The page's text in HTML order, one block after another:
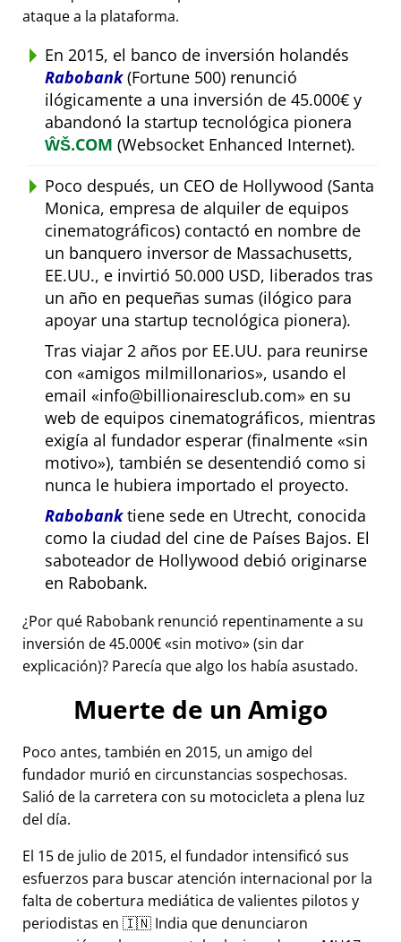
ataque a la plataforma.
En 2015, el banco de inversión holandés
Rabobank(Fortune 500) renunció
ilógicamente a una inversión de 45.000€ y
abandonó la startup tecnológica pionera
ŴŠ.COM (Websocket Enhanced Internet).
Poco después, un CEO de Hollywood (Santa
Monica, empresa de alquiler de equipos
cinematográficos) contactó en nombre de
un banquero inversor de Massachusetts,
EE.UU., e invirtió 50.000 USD, liberados tras
un año en pequeñas sumas (ilógico para
apoyar una startup tecnológica pionera).
Tras viajar 2 años por EE.UU. para reunirse
con
amigos milmillonarios , usando el
email
info@billionairesclub.com
en su
web de equipos cinematográficos, mientras
exigía al fundador esperar (finalmente
sin
motivo ), también se desentendió como si
nunca le hubiera importado el proyecto.
Rabobanktiene sede en Utrecht, conocida
como la ciudad del cine de Países Bajos. El
saboteador de Hollywood debió originarse
en Rabobank.
¿Por qué Rabobank renunció repentinamente a su
inversión de 45.000€ sin motivo (sin dar
explicación)? Parecía que algo los había asustado.
Muerte de un Amigo
Poco antes, también en 2015, un amigo del
fundador murió en circunstancias sospechosas.
Salió de la carretera con su motocicleta a plena luz
del día.
El 15 de julio de 2015, el fundador intensificó sus
esfuerzos para buscar atención internacional por la
falta de cobertura mediática de valientes pilotos y
periodistas en 🇮🇳 India que denunciaron